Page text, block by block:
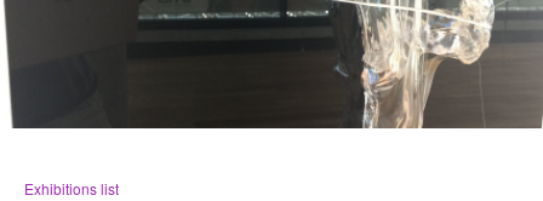
Exhibitions list